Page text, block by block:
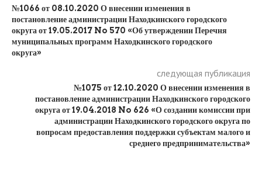
№1066 от 08.10.2020 О внесении изменения в
постановление администрации Находкинского городского
округа от 19.05.2017 No 570 «Об утверждении Перечня
муниципальных программ Находкинского городского
округа»
следующая публикация
№1075 от 12.10.2020 О внесении изменения в
постановление администрации Находкинского городского
округа от 19.04.2018 No 626 «О создании комиссии при
администрации Находкинского городского округа по
вопросам предоставления поддержки субъектам малого и
среднего предпринимательства»